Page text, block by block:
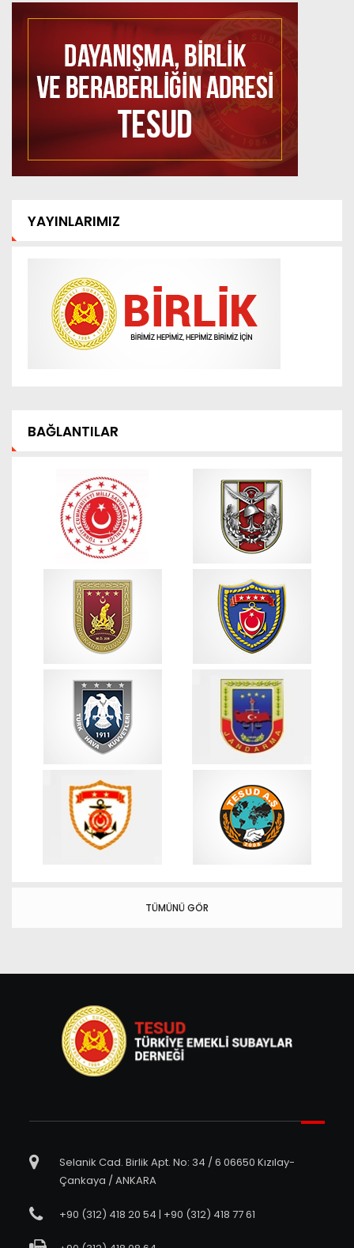
YAYINLARIMIZ
BAĞLANTILAR
TÜMÜNÜ GÖR
Selanik Cad. Birlik Apt. No: 34 / 6 06650 Kızılay-
Çankaya / ANKARA
+90 (312) 418 20 54 | +90 (312) 418 77 61